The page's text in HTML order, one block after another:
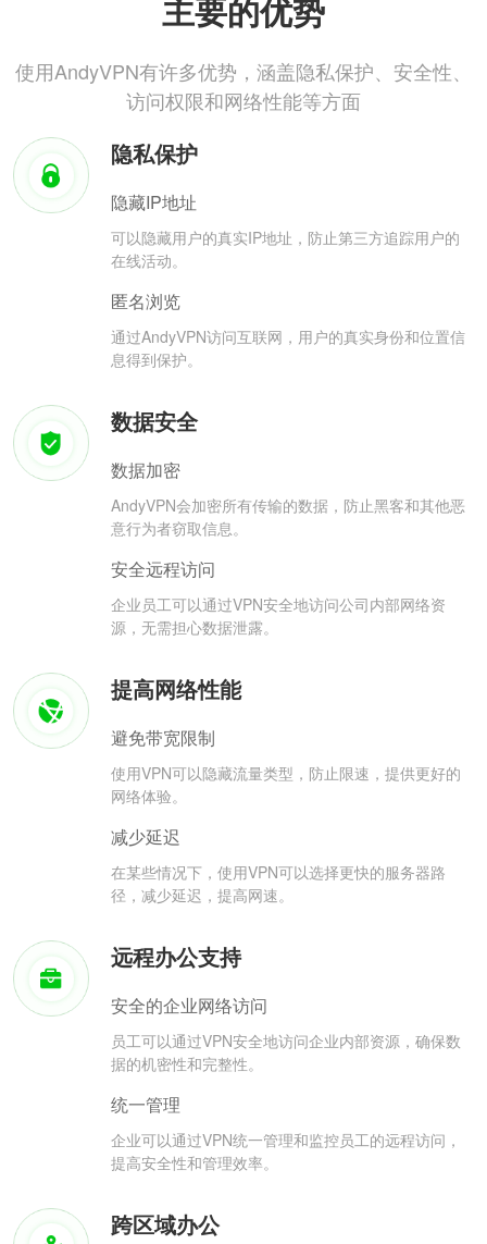
主要的优势
使用AndyVPN有许多优势，涵盖隐私保护、安全性、
访问权限和网络性能等方面
隐私保护
隐藏IP地址
可以隐藏用户的真实IP地址，防止第三方追踪用户的
在线活动。
匿名浏览
通过AndyVPN访问互联网，用户的真实身份和位置信
息得到保护。
数据安全
数据加密
AndyVPN会加密所有传输的数据，防止黑客和其他恶
意行为者窃取信息。
安全远程访问
企业员工可以通过VPN安全地访问公司内部网络资
源，无需担心数据泄露。
提高网络性能
避免带宽限制
使用VPN可以隐藏流量类型，防止限速，提供更好的
网络体验。
减少延迟
在某些情况下，使用VPN可以选择更快的服务器路
径，减少延迟，提高网速。
远程办公支持
安全的企业网络访问
员工可以通过VPN安全地访问企业内部资源，确保数
据的机密性和完整性。
统一管理
企业可以通过VPN统一管理和监控员工的远程访问，
提高安全性和管理效率。
跨区域办公